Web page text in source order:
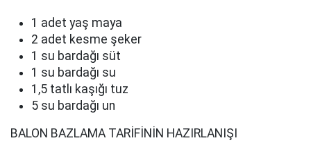
1 adet yaş maya
2 adet kesme şeker
1 su bardağı süt
1 su bardağı su
1,5 tatlı kaşığı tuz
5 su bardağı un
BALON BAZLAMA TARİFİNİN HAZIRLANIŞI